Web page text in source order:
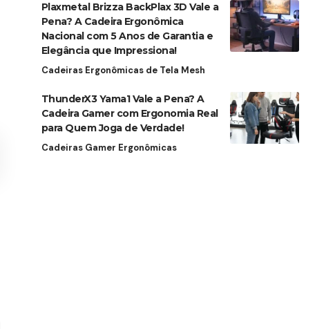
Plaxmetal Brizza BackPlax 3D Vale a
Pena? A Cadeira Ergonômica
Nacional com 5 Anos de Garantia e
Elegância que Impressiona!
Cadeiras Ergonômicas de Tela Mesh
ThunderX3 Yama1 Vale a Pena? A
Cadeira Gamer com Ergonomia Real
para Quem Joga de Verdade!
Cadeiras Gamer Ergonômicas